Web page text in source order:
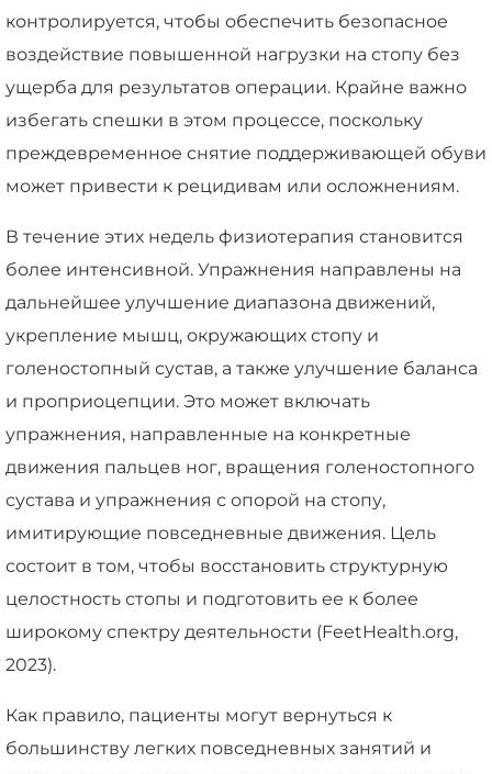
контролируется, чтобы обеспечить безопасное
воздействие повышенной нагрузки на стопу без
ущерба для результатов операции. Крайне важно
избегать спешки в этом процессе, поскольку
преждевременное снятие поддерживающей обуви
может привести к рецидивам или осложнениям.
В течение этих недель физиотерапия становится
более интенсивной. Упражнения направлены на
дальнейшее улучшение диапазона движений,
укрепление мышц, окружающих стопу и
голеностопный сустав, а также улучшение баланса
и проприоцепции. Это может включать
упражнения, направленные на конкретные
движения пальцев ног, вращения голеностопного
сустава и упражнения с опорой на стопу,
имитирующие повседневные движения. Цель
состоит в том, чтобы восстановить структурную
целостность стопы и подготовить ее к более
широкому спектру деятельности (FeetHealth.org,
2023).
Как правило, пациенты могут вернуться к
большинству легких повседневных занятий и